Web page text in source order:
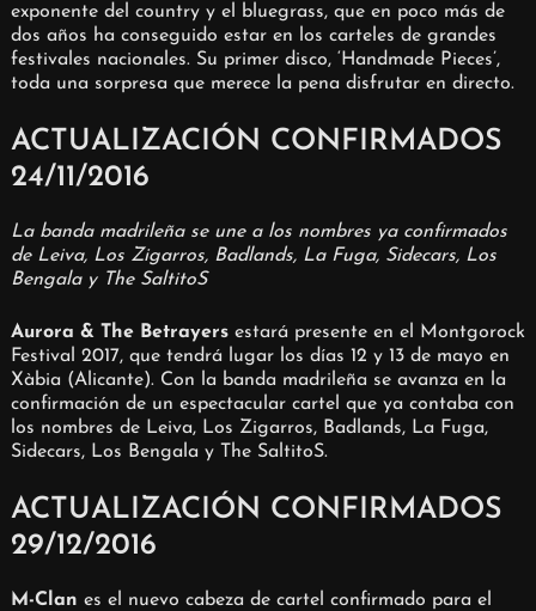
exponente del country y el bluegrass, que en poco más de
dos años ha conseguido estar en los carteles de grandes
festivales nacionales. Su primer disco, ‘Handmade Pieces’,
toda una sorpresa que merece la pena disfrutar en directo.
ACTUALIZACIÓN CONFIRMADOS
24/11/2016
La banda madrileña se une a los nombres ya confirmados
de Leiva, Los Zigarros, Badlands, La Fuga, Sidecars, Los
Bengala y The SaltitoS
Aurora & The Betrayersestará presente en el Montgorock
Festival 2017, que tendrá lugar los días 12 y 13 de mayo en
Xàbia (Alicante). Con la banda madrileña se avanza en la
confirmación de un espectacular cartel que ya contaba con
los nombres de Leiva, Los Zigarros, Badlands, La Fuga,
Sidecars, Los Bengala y The SaltitoS.
ACTUALIZACIÓN CONFIRMADOS
29/12/2016
M-Clan es el nuevo cabeza de cartel confirmado para el